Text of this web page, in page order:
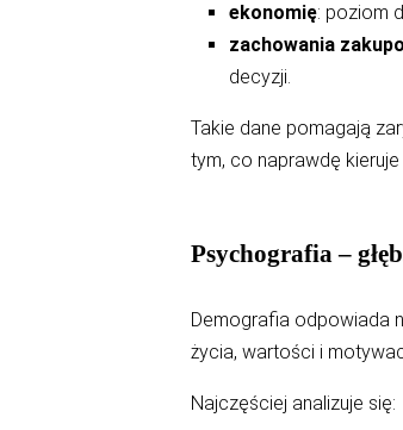
ekonomię: poziom
zachowania
decyzji.
Takie dane pomagają
tym, co naprawdę
Psychografia –
Demografia odpowiada
życia, wartości i
Najczęściej analizuje się: